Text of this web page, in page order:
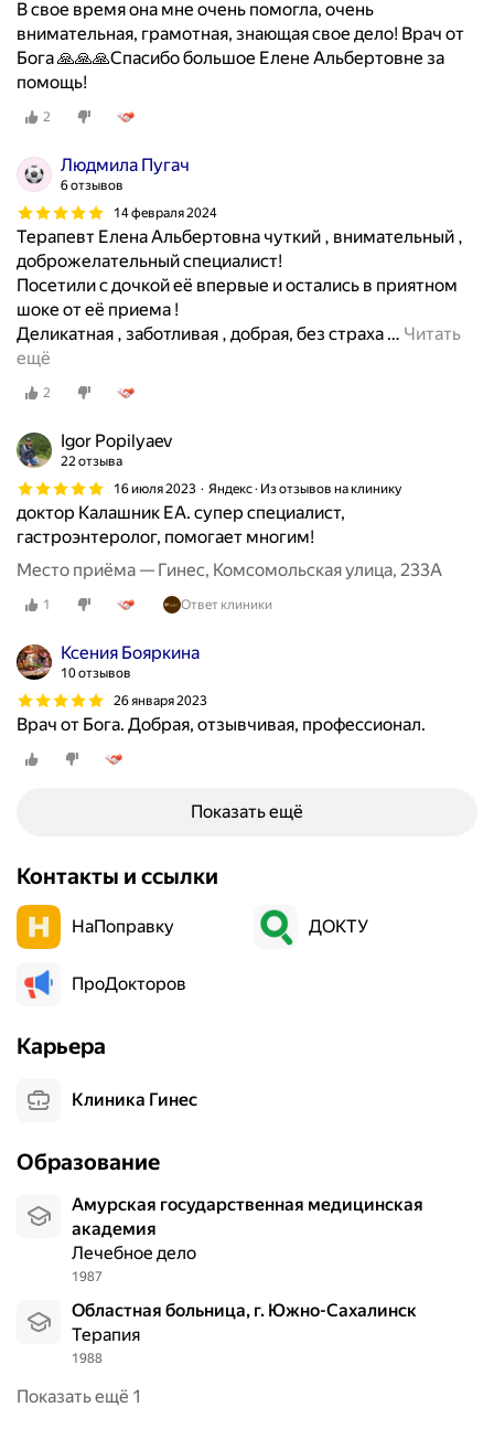
В свое время она мне очень помогла, очень
внимательная, грамотная, знающая свое дело! Врач от
Бога 🙏🙏🙏Спасибо большое Елене Альбертовне за
помощь!
2
Людмила Пугач
6 отзывов
14 февраля 2024
Терапевт Елена Альбертовна чуткий , внимательный ,
доброжелательный специалист!
Посетили с дочкой её впервые и остались в приятном
шоке от её приема !
Деликатная , заботливая , добрая, без страха … Читать
ещё
2
Igor Popilyaev
22 отзыва
16 июля 2023
Яндекс · Из отзывов на клинику
доктор Калашник ЕА. супер специалист,
гастроэнтеролог, помогает многим!
Место приёма — Гинес, Комсомольская улица, 233А
1 Ответ клиники
Ксения Бояркина
10 отзывов
26 января 2023
Врач от Бога. Добрая, отзывчивая, профессионал.
Показать ещё
Контакты и ссылки
НаПоправку ДОКТУ
ПроДокторов
Карьера
Клиника Гинес
Образование
Амурская государственная медицинская
академия
Лечебное дело
1987
Областная больница, г. Южно-Сахалинск
Терапия
1988
Показать ещё 1